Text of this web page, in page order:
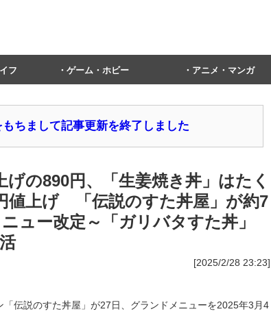
フ ゲーム・ホビー アニメ・マンガ
ちまして記事更新を終了しました
げの890円、「生姜焼き丼」はたく
値上げ 「伝説のすた丼屋」が約7
ュー改定～「ガリバタすた丼」
[2025/2/28 23:23]
伝説のすた丼屋」が27日、グランドメニューを2025年3月4